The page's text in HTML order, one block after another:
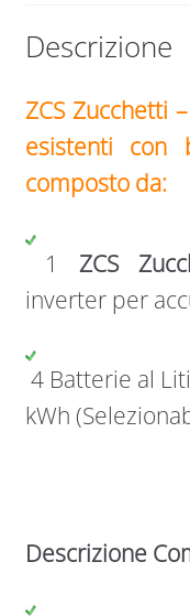
Descrizione
ZCS Zucchetti
esistenti con
composto da:
1 ZCS
inverter per
4 Batterie al
kWh
Descrizione